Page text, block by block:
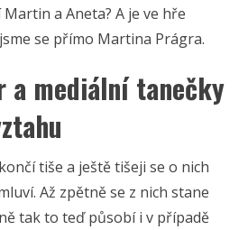
a Aneta? A je ve hře
se přímo Martina Prágra.
a mediální tanečky
tiše a ještě tišeji se o nich
Až zpětně se z nich stane
tak to teď působí i v případě